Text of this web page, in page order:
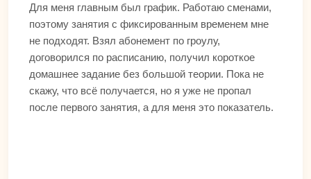
Для меня главным был график. Работаю сменами,
поэтому занятия с фиксированным временем мне
не подходят. Взял абонемент по гроулу,
договорился по расписанию, получил короткое
домашнее задание без большой теории. Пока не
скажу, что всё получается, но я уже не пропал
после первого занятия, а для меня это показатель.